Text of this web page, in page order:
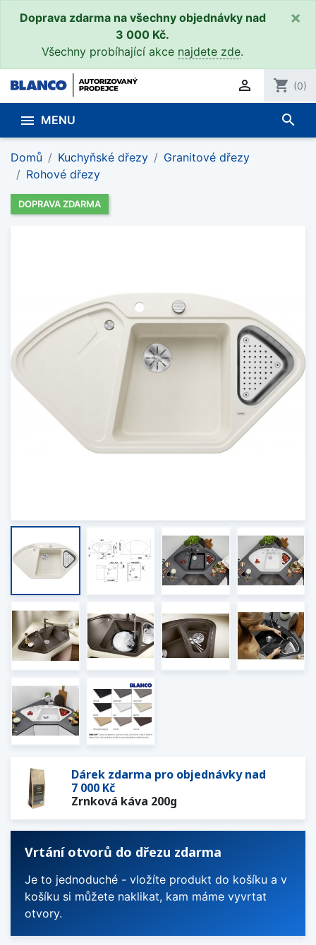
Doprava zdarma na všechny objednávky nad
3 000 Kč.
Všechny probíhající akce najdete zde.
×
 shopping_cart (0)
 MENU search
Domů Kuchyňské dřezy
Granitové dřezy
Rohové dřezy
DOPRAVA ZDARMA
Dárek zdarma pro objednávky nad
7 000 Kč
Zrnková káva 200g
Vrtání otvorů do dřezu zdarma
Je to jednoduché - vložíte produkt do košíku a v
košíku si můžete naklikat, kam máme vyvrtat
otvory.